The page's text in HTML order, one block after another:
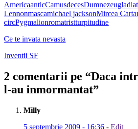
AmericaanticCamusdecesDumnezeu
Lennonmascamichael jacksonMircea
circPygmalionromatristturpitudine
Ce te invata nevasta
Inventii SF
2 comentarii pe “Daca
l-au inmormantat”
Milly
5 septembrie 2009 - 16:36 - Edit